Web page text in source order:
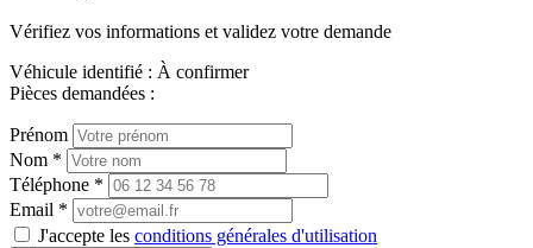
Vérifiez vos informations et validez votre demande
Véhicule identifié : À confirmer
Pièces demandées :
Prénom
Nom *
Téléphone *
Email *
J'accepte les conditions générales d'utilisation